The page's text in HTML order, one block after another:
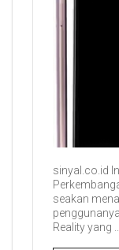
sinyal.co.id
seakan
Reality yang